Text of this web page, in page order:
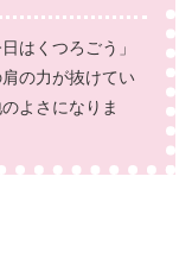
はくつろごう」
の力が抜けてい
よさになりま